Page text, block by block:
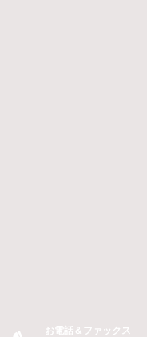
お電話＆ファックス